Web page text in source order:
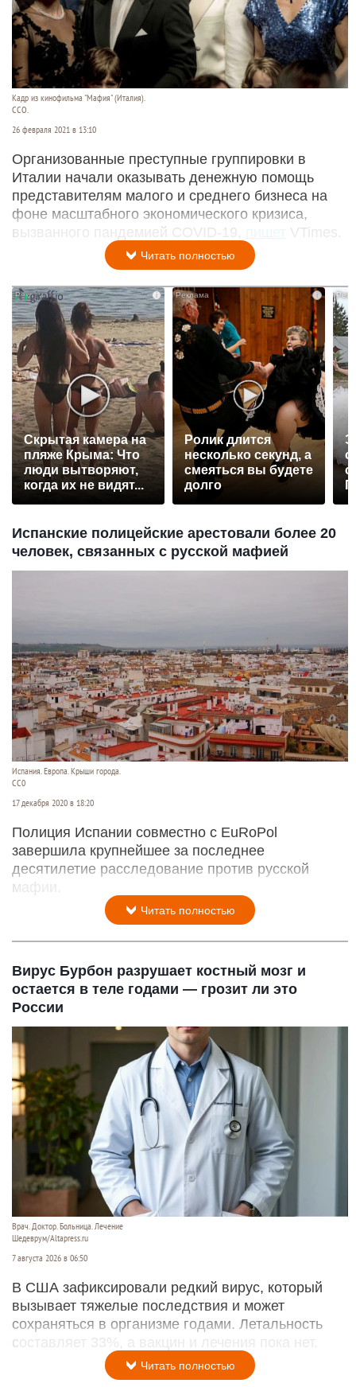
Кадр из кинофильма "Мафия" (Италия).
ССО.
26 февраля 2021 в 13:10
Организованные преступные группировки в
Италии начали оказывать денежную помощь
представителям малого и среднего бизнеса на
фоне масштабного экономического кризиса,
вызванного пандемией COVID-19,
VTimes.
Читать полностью
i
Скрытая камера на
пляже Крыма: Что
люди вытворяют,
когда их не видят...
Ролик длится
несколько секунд, а
смеяться вы будете
долго
Испанские полицейские арестовали более 20
человек, связанных с русской мафией
Испания. Европа. Крыши города.
СС0
17 декабря 2020 в 18:20
Полиция Испании совместно с EuRoPol
завершила крупнейшее за последнее
десятилетие расследование против русской
мафии.
Читать полностью
Вирус Бурбон разрушает костный мозг и
остается в теле годами — грозит ли это
России
Врач. Доктор. Больница. Лечение
Шедеврум/Altapress.ru
7 августа 2026 в 06:50
В США зафиксировали редкий вирус, который
вызывает тяжелые последствия и может
сохраняться в организме годами. Летальность
составляет 33%, а вакцин и лечения пока нет.
Читать полностью